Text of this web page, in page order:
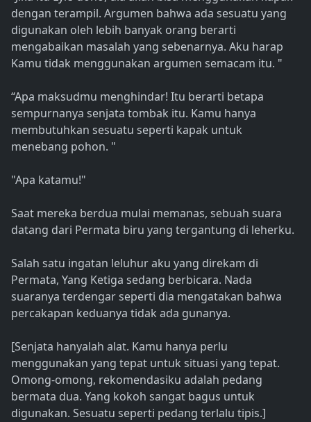
dengan terampil. Argumen bahwa ada sesuatu yang
digunakan oleh lebih banyak orang berarti
mengabaikan masalah yang sebenarnya. Aku harap
Kamu tidak menggunakan argumen semacam itu. "
“Apa maksudmu menghindar! Itu berarti betapa
sempurnanya senjata tombak itu. Kamu hanya
membutuhkan sesuatu seperti kapak untuk
menebang pohon. "
"Apa katamu!"
Saat mereka berdua mulai memanas, sebuah suara
datang dari Permata biru yang tergantung di leherku.
Salah satu ingatan leluhur aku yang direkam di
Permata, Yang Ketiga sedang berbicara. Nada
suaranya terdengar seperti dia mengatakan bahwa
percakapan keduanya tidak ada gunanya.
[Senjata hanyalah alat. Kamu hanya perlu
menggunakan yang tepat untuk situasi yang tepat.
Omong-omong, rekomendasiku adalah pedang
bermata dua. Yang kokoh sangat bagus untuk
digunakan. Sesuatu seperti pedang terlalu tipis.]